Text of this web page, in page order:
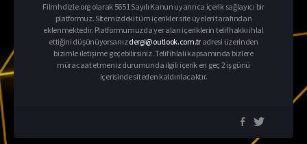
Filmhdizle.org olarak 5651 Sayılı Kanun uyarınca içerik sağlayıcı bir
platformuz. Sitemizdeki tüm içerikler site üyeleri tarafından
eklenmektedir. Platformumuzda yer alan içeriklerin telif hakkı ihlal
ettiğini düşünüyorsanızdergi@outlook.com.tr adresi üzerinden
bizimle iletişime geçebilirsiniz. Telif ihlali kapsamında bizlere
müracaat etmeniz durumunda ilgili içerik en geç 2 iş günü
içerisinde siteden kaldırılacaktır.